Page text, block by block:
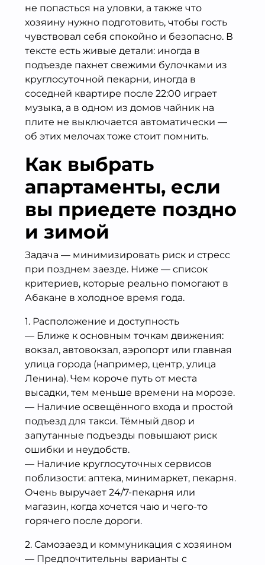
не попасться на уловки, а также что
хозяину нужно подготовить, чтобы гость
чувствовал себя спокойно и безопасно. В
тексте есть живые детали: иногда в
подъезде пахнет свежими булочками из
круглосуточной пекарни, иногда в
соседней квартире после 22:00 играет
музыка, а в одном из домов чайник на
плите не выключается автоматически —
об этих мелочах тоже стоит помнить.
Как выбрать
апартаменты, если
вы приедете поздно
и зимой
Задача — минимизировать риск и стресс
при позднем заезде. Ниже — список
критериев, которые реально помогают в
Абакане в холодное время года.
1. Расположение и доступность
— Ближе к основным точкам движения:
вокзал, автовокзал, аэропорт или главная
улица города (например, центр, улица
Ленина). Чем короче путь от места
высадки, тем меньше времени на морозе.
— Наличие освещённого входа и простой
подъезд для такси. Тёмный двор и
запутанные подъезды повышают риск
ошибки и неудобств.
— Наличие круглосуточных сервисов
поблизости: аптека, минимаркет, пекарня.
Очень выручает 24/7-пекарня или
магазин, когда хочется чаю и чего-то
горячего после дороги.
2. Самозаезд и коммуникация с хозяином
— Предпочтительны варианты с